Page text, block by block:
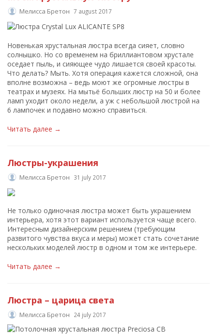
Мелисса Бретон 7 august 2017
Новенькая хрустальная люстра всегда сияет, словно
солнышко. Но со временем на бриллиантовом хрустале
оседает пыль, и сияющее чудо лишается своей красоты.
Что делать? Мыть. Хотя операция кажется сложной, она
вполне возможна – ведь моют же огромные люстры в
театрах и музеях. На мытьё больших люстр на 50 и более
ламп уходит около недели, а уж с небольшой люстрой на
6 лампочек и подавно можно справиться.
Читать далее →
Люстры-украшения
Мелисса Бретон 31 july 2017
Не только одиночная люстра может быть украшением
интерьера, хотя этот вариант используется чаще всего.
Интересным дизайнерским решением (требующим
развитого чувства вкуса и меры) может стать сочетание
нескольких моделей люстр в одном и том же интерьере.
Читать далее →
Люстра – царица света
Мелисса Бретон 24 july 2017